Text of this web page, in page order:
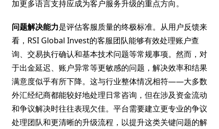
加更多语言支持应成为客户服务升级的重点方向。
问题解决能力是评估客服质量的终极标准。从用户反馈来
看，RSI Global Invest的客服团队能够有效处理账户查
询、交易执行确认和基本技术问题等常规事项。然而，对
于出金延迟、账户异常等更敏感的问题，解决效率和结果
满意度似乎有所下降。这与行业整体情况相符——大多数
外汇经纪商都能较好地处理日常咨询，但在涉及资金流动
和争议解决时往往表现欠佳。平台需要建立更专业的争议
处理团队和更清晰的升级流程，以提升这类关键问题的解